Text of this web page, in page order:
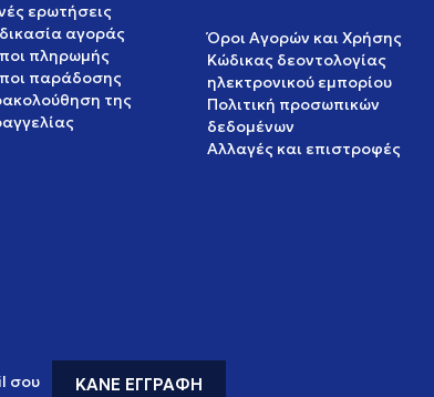
ερωτήσεις
αγοράς
πληρωμής
παράδοσης
της
Όροι Αγορών και Χρήσης
Κώδικας δεοντολογίας
ηλεκτρονικού εμπορίου
Πολιτική προσωπικών
δεδομένων
Αλλαγές και επιστροφές
σου ΚΆΝΕ ΕΓΓΡΑΦΉ